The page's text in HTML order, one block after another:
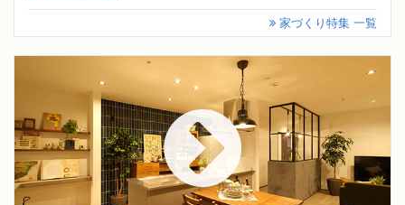
家づくり特集 一覧